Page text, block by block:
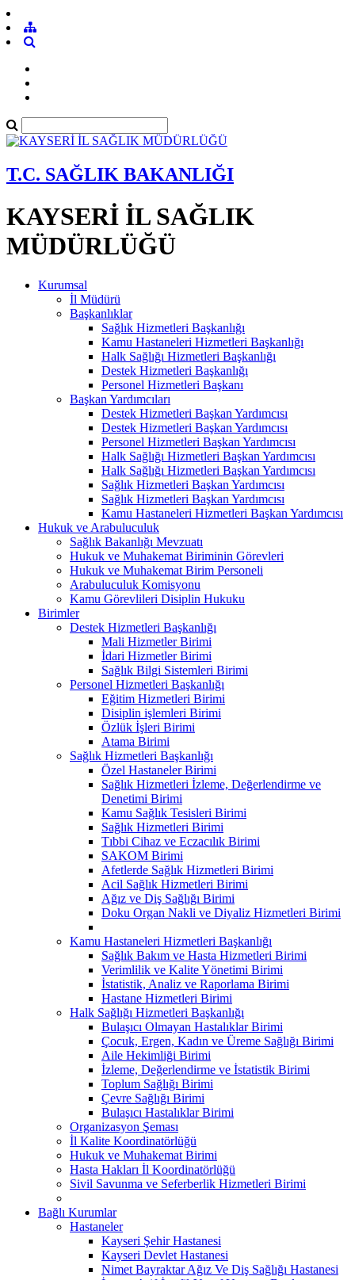
T.C. SAĞLIK BAKANLIĞI
KAYSERİ İL SAĞLIK
MÜDÜRLÜĞÜ
Kurumsal
İl Müdürü
Başkanlıklar
Sağlık Hizmetleri Başkanlığı
Kamu Hastaneleri Hizmetleri Başkanlığı
Halk Sağlığı Hizmetleri Başkanlığı
Destek Hizmetleri Başkanlığı
Personel Hizmetleri Başkanı
Başkan Yardımcıları
Destek Hizmetleri Başkan Yardımcısı
Destek Hizmetleri Başkan Yardımcısı
Personel Hizmetleri Başkan Yardımcısı
Halk Sağlığı Hizmetleri Başkan Yardımcısı
Halk Sağlığı Hizmetleri Başkan Yardımcısı
Sağlık Hizmetleri Başkan Yardımcısı
Sağlık Hizmetleri Başkan Yardımcısı
Kamu Hastaneleri Hizmetleri Başkan Yardımcısı
Hukuk ve Arabuluculuk
Sağlık Bakanlığı Mevzuatı
Hukuk ve Muhakemat Biriminin Görevleri
Hukuk ve Muhakemat Birim Personeli
Arabuluculuk Komisyonu
Kamu Görevlileri Disiplin Hukuku
Birimler
Destek Hizmetleri Başkanlığı
Mali Hizmetler Birimi
İdari Hizmetler Birimi
Sağlık Bilgi Sistemleri Birimi
Personel Hizmetleri Başkanlığı
Eğitim Hizmetleri Birimi
Disiplin işlemleri Birimi
Özlük İşleri Birimi
Atama Birimi
Sağlık Hizmetleri Başkanlığı
Özel Hastaneler Birimi
Sağlık Hizmetleri İzleme, Değerlendirme ve
Denetimi Birimi
Kamu Sağlık Tesisleri Birimi
Sağlık Hizmetleri Birimi
Tıbbi Cihaz ve Eczacılık Birimi
SAKOM Birimi
Afetlerde Sağlık Hizmetleri Birimi
Acil Sağlık Hizmetleri Birimi
Ağız ve Diş Sağlığı Birimi
Doku Organ Nakli ve Diyaliz Hizmetleri Birimi
Kamu Hastaneleri Hizmetleri Başkanlığı
Sağlık Bakım ve Hasta Hizmetleri Birimi
Verimlilik ve Kalite Yönetimi Birimi
İstatistik, Analiz ve Raporlama Birimi
Hastane Hizmetleri Birimi
Halk Sağlığı Hizmetleri Başkanlığı
Bulaşıcı Olmayan Hastalıklar Birimi
Çocuk, Ergen, Kadın ve Üreme Sağlığı Birimi
Aile Hekimliği Birimi
İzleme, Değerlendirme ve İstatistik Birimi
Toplum Sağlığı Birimi
Çevre Sağlığı Birimi
Bulaşıcı Hastalıklar Birimi
Organizasyon Şeması
İl Kalite Koordinatörlüğü
Hukuk ve Muhakemat Birimi
Hasta Hakları İl Koordinatörlüğü
Sivil Savunma ve Seferberlik Hizmetleri Birimi
Bağlı Kurumlar
Hastaneler
Kayseri Şehir Hastanesi
Kayseri Devlet Hastanesi
Nimet Bayraktar Ağız Ve Diş Sağlığı Hastanesi